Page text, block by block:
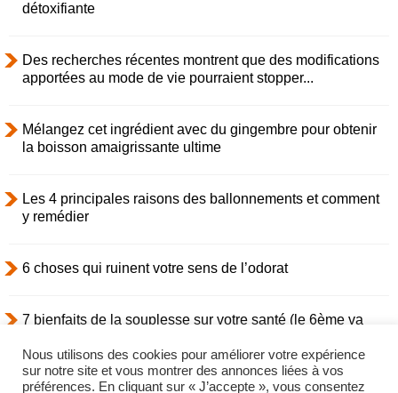
détoxifiante
Des recherches récentes montrent que des modifications
apportées au mode de vie pourraient stopper...
Mélangez cet ingrédient avec du gingembre pour obtenir
la boisson amaigrissante ultime
Les 4 principales raisons des ballonnements et comment
y remédier
6 choses qui ruinent votre sens de l’odorat
7 bienfaits de la souplesse sur votre santé (le 6ème va
Nous utilisons des cookies pour améliorer votre expérience
sur notre site et vous montrer des annonces liées à vos
préférences. En cliquant sur « J’accepte », vous consentez